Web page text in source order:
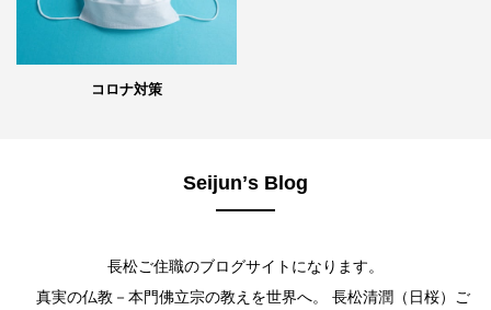
コロナ対策
Seijunʼs Blog
長松ご住職のブログサイトになります。
真実の仏教－本門佛立宗の教えを世界へ。 長松清潤（日桜）ご